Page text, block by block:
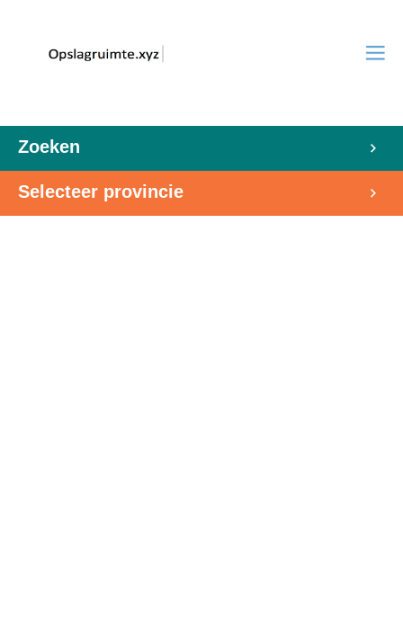
Zoeken
Selecteer provincie